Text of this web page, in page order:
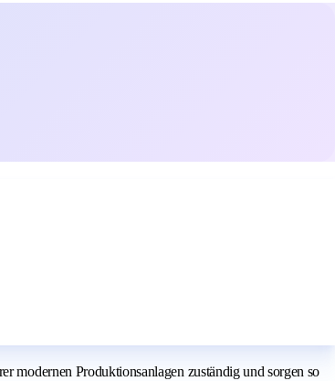
modernen Produktionsanlagen zuständig und sorgen so